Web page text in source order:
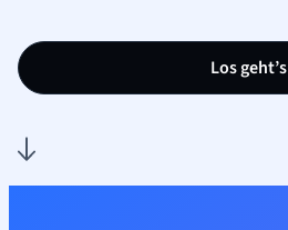
Los geht’s